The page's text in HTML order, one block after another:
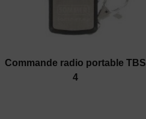
Commande radio portable TBS
4